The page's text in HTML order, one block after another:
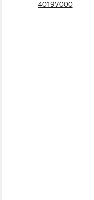
4019V000